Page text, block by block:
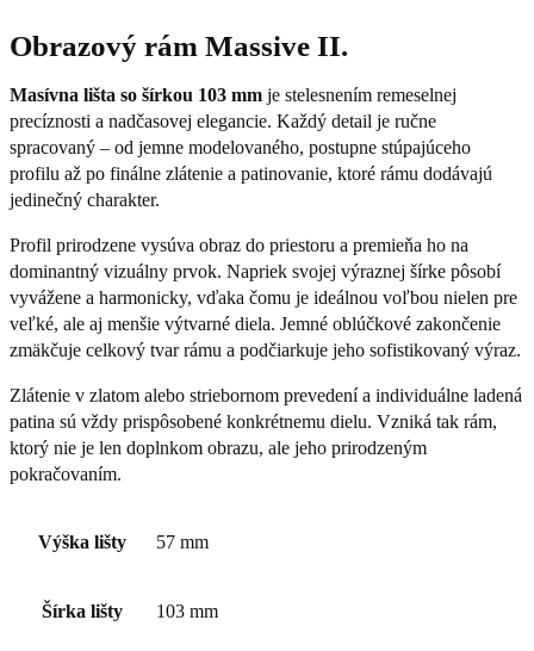
Obrazový rám Massive II.
Masívna lišta so šírkou 103 mm je stelesnením remeselnej
precíznosti a nadčasovej elegancie. Každý detail je ručne
spracovaný – od jemne modelovaného, postupne stúpajúceho
profilu až po finálne zlátenie a patinovanie, ktoré rámu dodávajú
jedinečný charakter.
Profil prirodzene vysúva obraz do priestoru a premieňa ho na
dominantný vizuálny prvok. Napriek svojej výraznej šírke pôsobí
vyvážene a harmonicky, vďaka čomu je ideálnou voľbou nielen pre
veľké, ale aj menšie výtvarné diela. Jemné oblúčkové zakončenie
zmäkčuje celkový tvar rámu a podčiarkuje jeho sofistikovaný výraz.
Zlátenie v zlatom alebo striebornom prevedení a individuálne ladená
patina sú vždy prispôsobené konkrétnemu dielu. Vzniká tak rám,
ktorý nie je len doplnkom obrazu, ale jeho prirodzeným
pokračovaním.
Výška lišty 57 mm
Šírka lišty 103 mm